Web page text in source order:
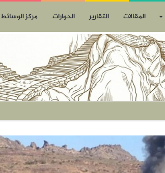
المقالات التقارير الحوارات مركز الوسائط